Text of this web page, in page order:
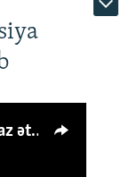
Azərbaycanlı avropalıdan iki dəfə az ət yeyir, amma... 'Qiymət artımı qaçılmazdır'